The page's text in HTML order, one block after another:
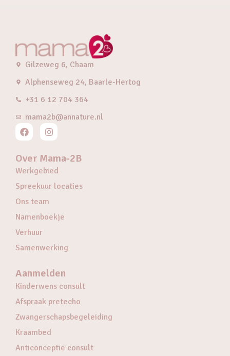
Gilzeweg 6, Chaam
Alphenseweg 24, Baarle-Hertog
+31 6 12 704 364
mama2b@annature.nl
Over Mama-2B
Werkgebied
Spreekuur locaties
Ons team
Namenboekje
Verhuur
Samenwerking
Aanmelden
Kinderwens consult
Afspraak pretecho
Zwangerschapsbegeleiding
Kraambed
Anticonceptie consult